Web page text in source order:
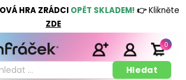
HRA ZRÁDCI OPĚT SKLADEM! 👉Klikněte
ZDE
0